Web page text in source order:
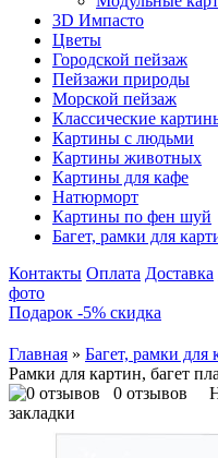
3D Импасто
Цветы
Городской пейзаж
Пейзажи природы
Морской пейзаж
Классические
Картины с людьми
Картины животных
Картины для кафе
Натюрморт
Картины по фен шуй
Багет, рамки для
Контакты Оплата Доставка
фото
Подарок -5% скидка
Главная » Багет, рамки для
Рамки для картин, багет
0 отзывов
закладки